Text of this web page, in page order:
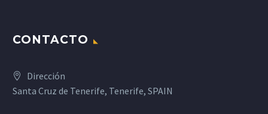
CONTACTO
Dirección
Santa Cruz de Tenerife, Tenerife, SPAIN